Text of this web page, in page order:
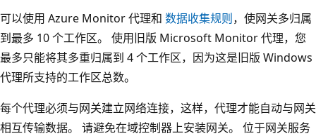
可以使用 Azure Monitor 代理和 数据收集规则，使网关多归属
到最多 10 个工作区。 使用旧版 Microsoft Monitor 代理，您
最多只能将其多重归属到 4 个工作区，因为这是旧版 Windows
代理所支持的工作区总数。
每个代理必须与网关建立网络连接，这样，代理才能自动与网关
相互传输数据。 请避免在域控制器上安装网关。 位于网关服务